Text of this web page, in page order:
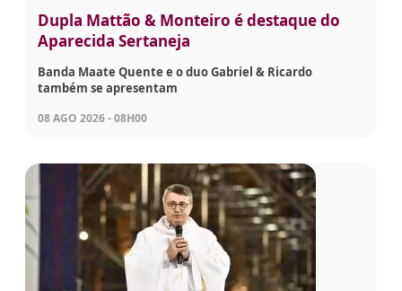
Dupla Mattão & Monteiro é destaque do
Aparecida Sertaneja
Banda Maate Quente e o duo Gabriel & Ricardo
também se apresentam
08 AGO 2026 - 08H00